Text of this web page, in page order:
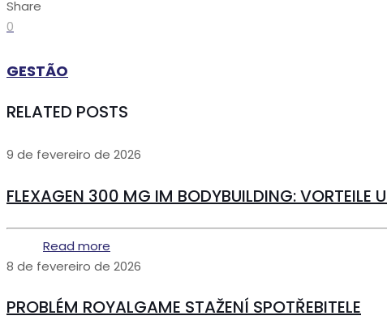
Share
0
GESTÃO
RELATED POSTS
9 de fevereiro de 2026
FLEXAGEN 300 MG IM BODYBUILDING: VORTEILE
Read more
8 de fevereiro de 2026
PROBLÉM ROYALGAME STAŽENÍ SPOTŘEBITELE